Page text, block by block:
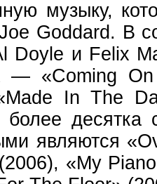
музыку,
Goddard. В
Doyle и Felix
— «Coming On
In The
десятка
являются
«My